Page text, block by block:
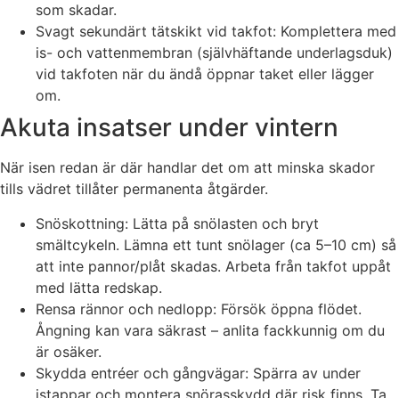
som skadar.
Svagt sekundärt tätskikt vid takfot: Komplettera med
is- och vattenmembran (självhäftande underlagsduk)
vid takfoten när du ändå öppnar taket eller lägger
om.
Akuta insatser under vintern
När isen redan är där handlar det om att minska skador
tills vädret tillåter permanenta åtgärder.
Snöskottning: Lätta på snölasten och bryt
smältcykeln. Lämna ett tunt snölager (ca 5–10 cm) så
att inte pannor/plåt skadas. Arbeta från takfot uppåt
med lätta redskap.
Rensa rännor och nedlopp: Försök öppna flödet.
Ångning kan vara säkrast – anlita fackkunnig om du
är osäker.
Skydda entréer och gångvägar: Spärra av under
istappar och montera snörasskydd där risk finns. Ta